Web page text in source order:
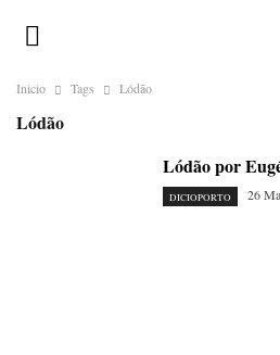
Inicio Tags Lódão
Lódão
Lódão por
DICIOPORTO 26